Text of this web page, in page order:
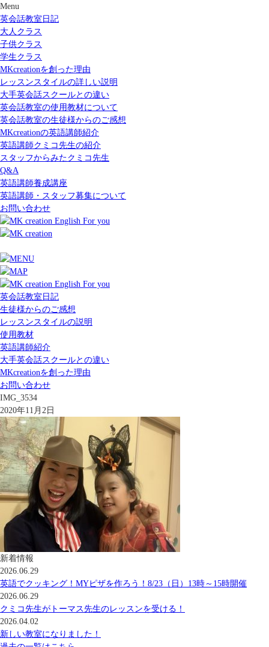
Menu
英会話教室日記
大人クラス
子供クラス
学生クラス
MKcreationを創った理由
レッスンスタイルの詳しい説明
大手英会話スクールとの違い
英会話教室の使用教材について
英会話教室の生徒様からのご感想
MKcreationの英語講師紹介
英語講師クミコ先生の紹介
スタッフからみたクミコ先生
Q&A
英語講師養成講座
英語講師・スタッフ募集について
お問い合わせ
英会話教室日記
生徒様からのご感想
レッスンスタイルの説明
使用教材
英語講師紹介
大手英会話スクールとの違い
MKcreationを創った理由
お問い合わせ
IMG_3534
2020年11月2日
新着情報
2026.06.29
英語でクッキング！MYピザを作ろう！8/23（日）13時～15時開催
2026.06.29
クミコ先生がトーマス先生のレッスンを受ける！
2026.04.02
新しい教室になりました！